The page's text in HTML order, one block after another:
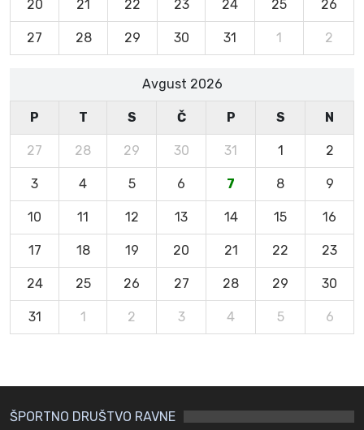
20 21 22 23 24 25 26
27 28 29 30 31 1 2
Avgust 2026
P T S Č P S N
27 28 29 30 31 1 2
3 4 5 6 7 8 9
10 11 12 13 14 15 16
17 18 19 20 21 22 23
24 25 26 27 28 29 30
31 1 2 3 4 5 6
ŠPORTNO DRUŠTVO RAVNE